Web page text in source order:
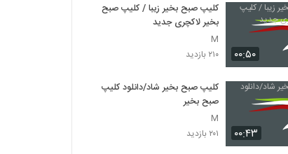
۰۰:۵۰
کلیپ صبح بخیر زیبا / کلیپ صبح
بخیر لاکچری جدید
M
۲۱۰ بازدید
۰۰:۴۳
کلیپ صبح بخیر شاد/دانلود کلیپ
صبح بخیر
M
۲۰۱ بازدید